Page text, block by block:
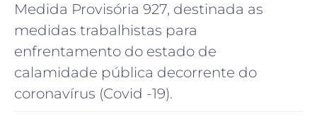
Medida Provisória 927, destinada as
medidas trabalhistas para
enfrentamento do estado de
calamidade pública decorrente do
coronavírus (Covid -19).